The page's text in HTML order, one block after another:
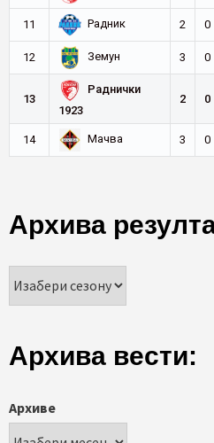
11 Радник 2 0
12 Земун 3 0
13
Раднички
1923
2 0
14 Мачва 3 0
Архива
Архива вести:
Архиве